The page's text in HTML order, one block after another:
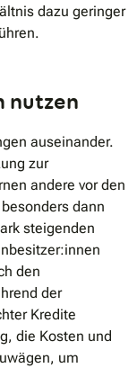
dazu geringer
nutzen
auseinander.
zur
andere vor den
dann
steigenden
den
der
Kredite
die Kosten und
um